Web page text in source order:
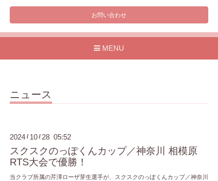
お問い合わせ
MENU
ニュース
2024 / 10 / 28 05:52
スクスクのっぽくんカップ／神奈川 相模原
RTS大会で優勝！
当クラブ所属の芹澤ローザ芽生選手が、スクスクのっぽくんカップ／神奈川